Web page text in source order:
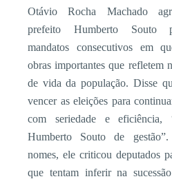
Otávio Rocha Machado
prefeito Humberto Souto
mandatos consecutivos em
obras importantes que refletem
de vida da população. Disse
vencer as eleições para
com seriedade e eficiência,
Humberto Souto de
nomes, ele criticou deputados
que tentam inferir na